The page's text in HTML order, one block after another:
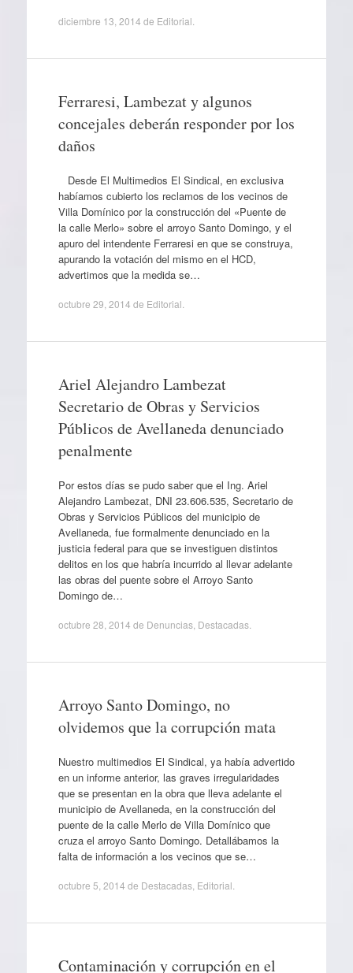
diciembre 13, 2014 de Editorial
Ferraresi, Lambezat y algunos
concejales deberán responder por los
daños
Desde El Multimedios El Sindical, en exclusiva
habíamos cubierto los reclamos de los vecinos de
Villa Domínico por la construcción del «Puente de
la calle Merlo» sobre el arroyo Santo Domingo, y el
apuro del intendente Ferraresi en que se construya,
apurando la votación del mismo en el HCD,
advertimos que la medida se…
octubre 29, 2014 de Editorial
Ariel Alejandro Lambezat
Secretario de Obras y Servicios
Públicos de Avellaneda denunciado
penalmente
Por estos días se pudo saber que el Ing. Ariel
Alejandro Lambezat, DNI 23.606.535, Secretario de
Obras y Servicios Públicos del municipio de
Avellaneda, fue formalmente denunciado en la
justicia federal para que se investiguen distintos
delitos en los que habría incurrido al llevar adelante
las obras del puente sobre el Arroyo Santo
Domingo de…
octubre 28, 2014 de Denuncias, Destacadas.
Arroyo Santo Domingo, no
olvidemos que la corrupción mata
Nuestro multimedios El Sindical, ya había advertido
en un informe anterior, las graves irregularidades
que se presentan en la obra que lleva adelante el
municipio de Avellaneda, en la construcción del
puente de la calle Merlo de Villa Domínico que
cruza el arroyo Santo Domingo. Detallábamos la
falta de información a los vecinos que se…
octubre 5, 2014 de Destacadas, Editorial
Contaminación y corrupción en el